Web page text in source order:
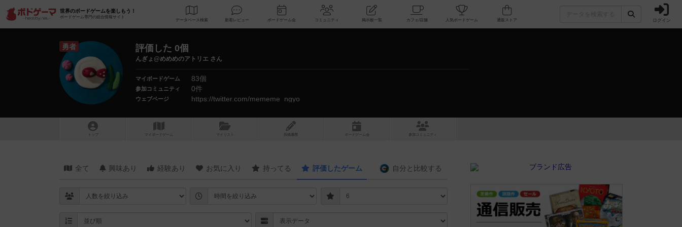
世界のボードゲームを楽しもう！
ボードゲーム専門の総合情報サイト
データベース 検索 新着レビュー ボードゲーム会 コミュニティ 掲示板一覧 カフェ/店舗 人気ボードゲーム ログイン
勇者 評価した 0個
んぎょ@めめめのアトリエ さん
マイボードゲーム 83個
参加コミュニティ 0件
ウェブページ https://twitter.com/mememe_ngyo
トップ マイボードゲーム マイリスト 投稿履歴 ボ ドゲ ーム コミュニティ
全て 興味あり 経験あり お気に入り 持ってる 評価したゲーム 自分と 比較する